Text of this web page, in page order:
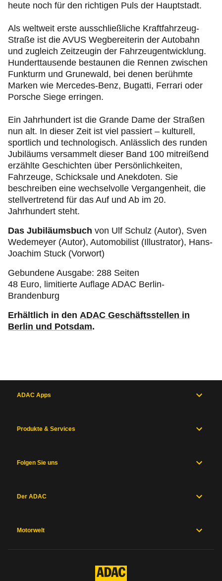
heute noch für den richtigen Puls der Hauptstadt.
Als weltweit erste ausschließliche Kraftfahrzeug-
Straße ist die AVUS Wegbereiterin der Autobahn
und zugleich Zeitzeugin der Fahrzeugentwicklung.
Hunderttausende bestaunen die Rennen zwischen
Funkturm und Grunewald, bei denen berühmte
Marken wie Mercedes-Benz, Bugatti, Ferrari oder
Porsche Siege erringen.
Ein Jahrhundert ist die Grande Dame der Straßen
nun alt. In dieser Zeit ist viel passiert – kulturell,
sportlich und technologisch. Anlässlich des runden
Jubiläums versammelt dieser Band 100 mitreißend
erzählte Geschichten über Persönlichkeiten,
Fahrzeuge, Schicksale und Anekdoten. Sie
beschreiben eine wechselvolle Vergangenheit, die
stellvertretend für das Auf und Ab im 20.
Jahrhundert steht.
Das Jubiläumsbuch von Ulf Schulz (Autor), Sven
Wedemeyer (Autor), Automobilist (Illustrator), Hans-
Joachim Stuck (Vorwort)
Gebundene Ausgabe: 288 Seiten
48 Euro, limitierte Auflage ADAC Berlin-
Brandenburg
Erhältlich in den ADAC Geschäftsstellen in
Berlin und Potsdam.
ADAC Apps
Produkte & Services
Folgen Sie uns
Der ADAC
Motorwelt